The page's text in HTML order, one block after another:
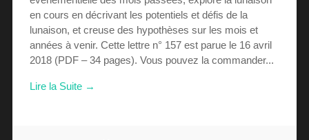
en cours en décrivant les potentiels et défis de la
lunaison, et creuse des hypothèses sur les mois et
années à venir. Cette lettre n° 157 est parue le 16 avril
2018 (PDF – 34 pages). Vous pouvez la commander...
Lire la Suite →